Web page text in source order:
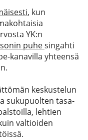
, kun
YK:n
puhesingahti
kanavilla yhteensä
keskustelun
sukupuolten tasa-
lehtien
valtioiden